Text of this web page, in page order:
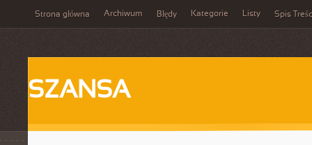
Strona główna Archiwum Błędy Kategorie Listy Spis
SZANSA